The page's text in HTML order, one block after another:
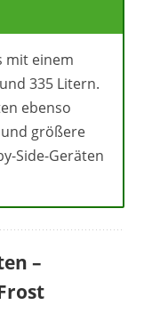
mit einem
335 Litern.
ebenso
größere
Side-Geräten
–